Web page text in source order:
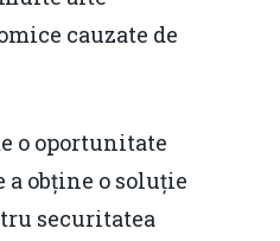
cauzate de
o oportunitate
a obține o soluție
securitatea